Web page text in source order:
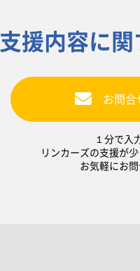
支援内容に
お問合
１分で入
リンカーズの支援が
お気軽にお